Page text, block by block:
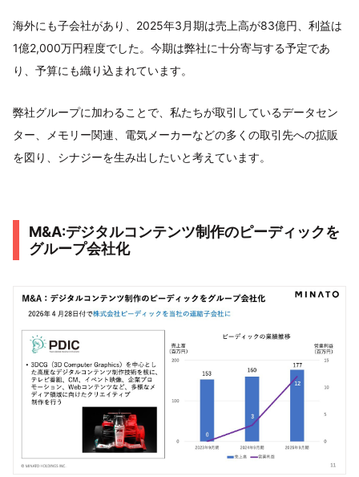
海外にも子会社があり、2025年3月期は売上高が83億円、利益は
1億2,000万円程度でした。今期は弊社に十分寄与する予定であ
り、予算にも織り込まれています。
弊社グループに加わることで、私たちが取引しているデータセン
ター、メモリー関連、電気メーカーなどの多くの取引先への拡販
を図り、シナジーを生み出したいと考えています。
M&A:デジタルコンテンツ制作のピーディックを
グループ会社化